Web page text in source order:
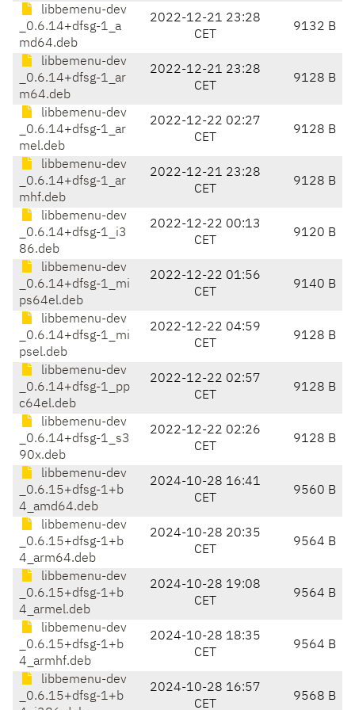
libbemenu-dev
_0.6.14+dfsg-1_a
md64.deb
2022-12-21 23:28
CET
9132 B
libbemenu-dev
_0.6.14+dfsg-1_ar
m64.deb
2022-12-21 23:28
CET
9128 B
libbemenu-dev
_0.6.14+dfsg-1_ar
mel.deb
2022-12-22 02:27
CET
9128 B
libbemenu-dev
_0.6.14+dfsg-1_ar
mhf.deb
2022-12-21 23:28
CET
9128 B
libbemenu-dev
_0.6.14+dfsg-1_i3
86.deb
2022-12-22 00:13
CET
9120 B
libbemenu-dev
_0.6.14+dfsg-1_mi
ps64el.deb
2022-12-22 01:56
CET
9140 B
libbemenu-dev
_0.6.14+dfsg-1_mi
psel.deb
2022-12-22 04:59
CET
9128 B
libbemenu-dev
_0.6.14+dfsg-1_pp
c64el.deb
2022-12-22 02:57
CET
9128 B
libbemenu-dev
_0.6.14+dfsg-1_s3
90x.deb
2022-12-22 02:26
CET
9128 B
libbemenu-dev
_0.6.15+dfsg-1+b
4_amd64.deb
2024-10-28 16:41
CET
9560 B
libbemenu-dev
_0.6.15+dfsg-1+b
4_arm64.deb
2024-10-28 20:35
CET
9564 B
libbemenu-dev
_0.6.15+dfsg-1+b
4_armel.deb
2024-10-28 19:08
CET
9564 B
libbemenu-dev
_0.6.15+dfsg-1+b
4_armhf.deb
2024-10-28 18:35
CET
9564 B
libbemenu-dev
_0.6.15+dfsg-1+b
2024-10-28 16:57
CET
9568 B